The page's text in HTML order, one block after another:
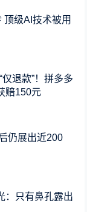
顶级AI技术被用
退款”！拼多多
赔150元
仍展出近200
：只有鼻孔露出